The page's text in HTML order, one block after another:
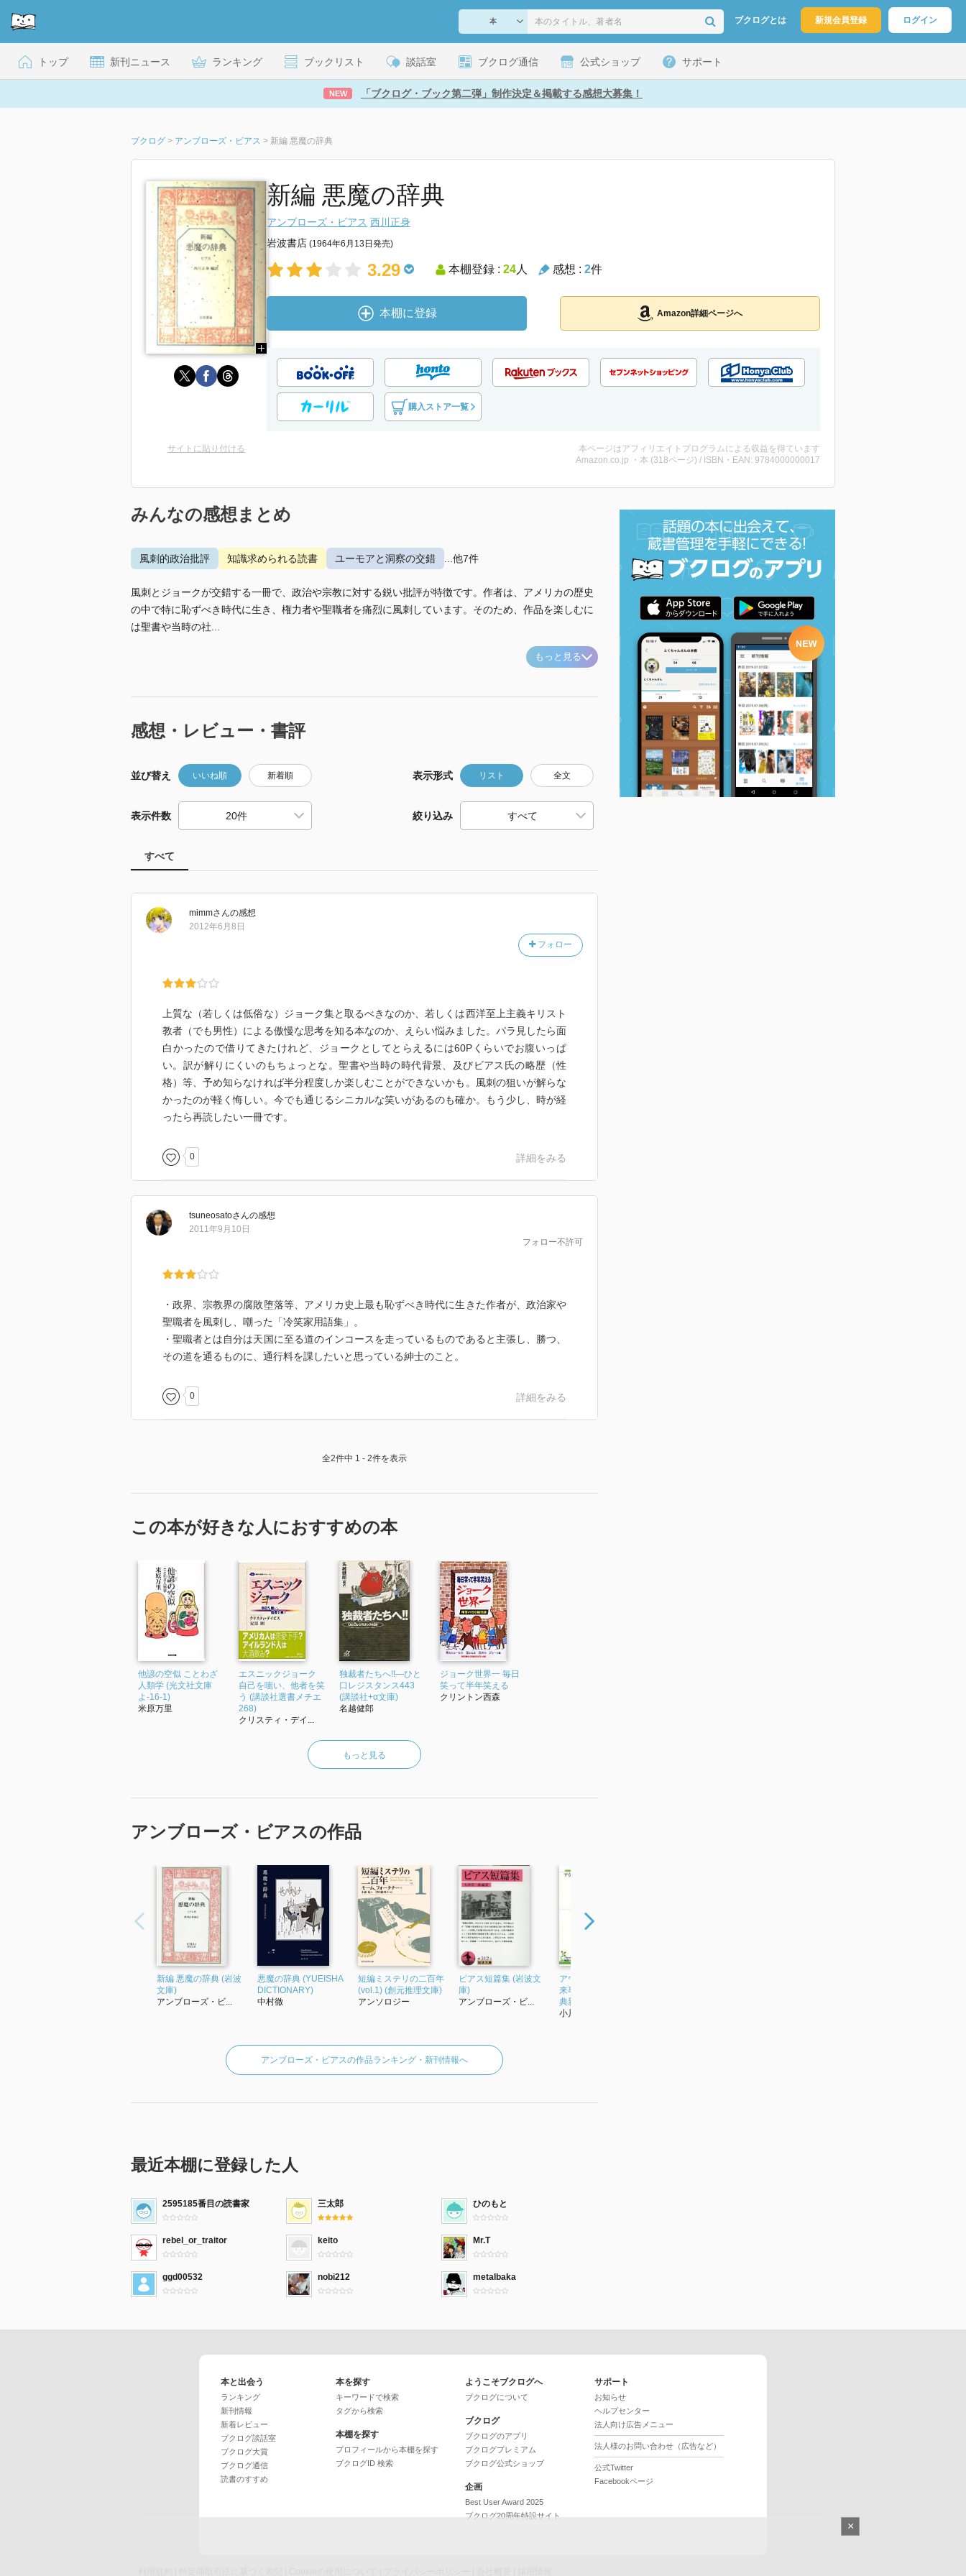
ブクログとは 新規会員登録 ログイン
トップ 新刊ニュース ランキング ブックリスト 談話室 ブクログ通信 公式ショップ サポート
NEW 「ブクログ・ブック第二弾」制作決定＆掲載する感想大募集！
ブクログ > アンブローズ・ビアス > 新編 悪魔の辞典
新編 悪魔の辞典
アンブローズ・ビアス 西川正身
岩波書店 (1964年6月13日発売)
3.29 本棚登録 : 24人 感想 : 2件
本棚に登録 Amazon詳細ページへ
購入ストア一覧
サイトに貼り付ける
本ページはアフィリエイトプログラムによる収益を得ています
Amazon.co.jp ・本 (318ページ) / ISBN・EAN: 9784000000017
みんなの感想まとめ
風刺的政治批評 知識求められる読書 ユーモアと洞察の交錯 ...他7件
風刺とジョークが交錯する一冊で、政治や宗教に対する鋭い批評が特徴です。作者は、アメリカの歴史
の中で特に恥ずべき時代に生き、権力者や聖職者を痛烈に風刺しています。そのため、作品を楽しむに
は聖書や当時の社...
もっと見る
感想・レビュー・書評
並び替え いいね順 新着順 表示形式 リスト 全文
表示件数 絞り込み
すべて
mimmさんの感想
フォロー
2012年6月8日
上質な（若しくは低俗な）ジョーク集と取るべきなのか、若しくは西洋至上主義キリスト
教者（でも男性）による傲慢な思考を知る本なのか、えらい悩みました。パラ見したら面
白かったので借りてきたけれど、ジョークとしてとらえるには60Pくらいでお腹いっぱ
い。訳が解りにくいのもちょっとな。聖書や当時の時代背景、及びビアス氏の略歴（性
格）等、予め知らなければ半分程度しか楽しむことができないかも。風刺の狙いが解らな
かったのが軽く悔しい。今でも通じるシニカルな笑いがあるのも確か。もう少し、時が経
ったら再読したい一冊です。
0 詳細をみる
tsuneosatoさんの感想
フォロー不許可
2011年9月10日
・政界、宗教界の腐敗堕落等、アメリカ史上最も恥ずべき時代に生きた作者が、政治家や
聖職者を風刺し、嘲った「冷笑家用語集」。
・聖職者とは自分は天国に至る道のインコースを走っているものであると主張し、勝つ、
その道を通るものに、通行料を課したいと思っている紳士のこと。
0 詳細をみる
全2件中 1 - 2件を表示
この本が好きな人におすすめの本
他諺の空似 ことわざ
人類学 (光文社文庫
よ-16-1)
米原万里
エスニックジョーク
自己を嗤い、他者を笑
う (講談社選書メチエ
268)
クリスティ・デイ...
独裁者たちへ!!―ひと
口レジスタンス443
(講談社+α文庫)
名越健郎
ジョーク世界一 毎日
笑って半年笑える
クリントン西森
もっと見る
アンブローズ・ビアスの作品
新編 悪魔の辞典 (岩波
文庫)
アンブローズ・ビ...
悪魔の辞典 (YUEISHA
DICTIONARY)
中村徹
短編ミステリの二百年
(vol.1) (創元推理文庫)
アンソロジー
ビアス短篇集 (岩波文
庫)
アンブローズ・ビ...
アウルクリーク橋の出
来事/豹の眼 (光文社古
典新訳文庫 Aヒ-1-1)
小川高義
アンブローズ・ビアスの作品ランキング・新刊情報へ
最近本棚に登録した人
2595185番目の読書家 三太郎 ひのもと
rebel_or_traitor keito Mr.T
ggd00532 nobi212 metalbaka
本と出会う
ランキング
新刊情報
新着レビュー
ブクログ談話室
ブクログ大賞
ブクログ通信
読書のすすめ
本を探す
キーワードで検索
タグから検索
本棚を探す
プロフィールから本棚を探す
ブクログID 検索
ようこそブクログへ
ブクログについて
ブクログ
ブクログのアプリ
ブクログプレミアム
ブクログ公式ショップ
企画
Best User Award 2025
ブクログ20周年特設サイト
サポート
お知らせ
ヘルプセンター
法人向け広告メニュー
法人様のお問い合わせ（広告など）
公式Twitter
Facebookページ
×